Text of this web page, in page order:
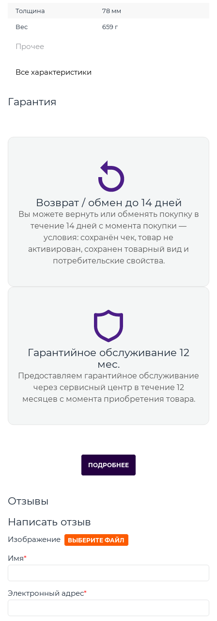
Толщина 78 мм
Вес 659 г
Прочее
Все характеристики
Гарантия
Возврат / обмен до 14 дней
Вы можете вернуть или обменять покупку в
течение 14 дней с момента покупки —
условия: сохранён чек, товар не
активирован, сохранен товарный вид и
потребительские свойства.
Гарантийное обслуживание 12
мес.
Предоставляем гарантийное обслуживание
через сервисный центр в течение 12
месяцев с момента приобретения товара.
ПОДРОБНЕЕ
Отзывы
Написать отзыв
Изображение ВЫБЕРИТЕ ФАЙЛ
Имя
Электронный адрес